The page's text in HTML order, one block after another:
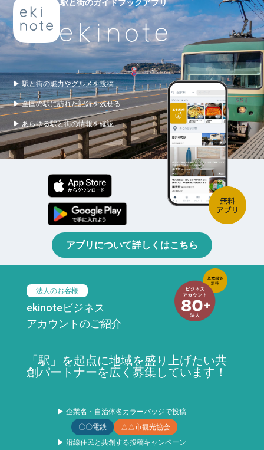
駅と街のガイドブックアプリ
▶ 駅と街の魅力やグルメを投稿
▶ 全国の駅に訪れた記録を残せる
▶ あらゆる駅と街の情報を確認
アプリについて詳しくはこちら
法人のお客様
ekinoteビジネス
アカウントのご紹介
「駅」を起点に地域を盛り上げたい共
創パートナーを広く募集しています！
▶ 企業名・自治体名カラーバッジで投稿
〇〇電鉄
△△市観光協会
▶ 沿線住民と共創する投稿キャンペーン